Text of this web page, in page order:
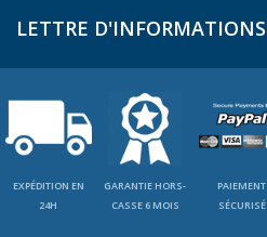
LETTRE D'INFORMATIONS
EXPÉDITION EN
24H
GARANTIE HORS-
CASSE 6 MOIS
PAIEMENT
SÉCURISÉ